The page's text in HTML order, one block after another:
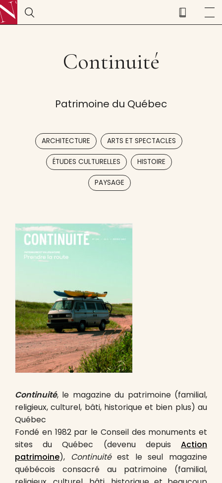
Continuité
Patrimoine du Québec
ARCHITECTURE , ARTS ET SPECTACLES
ÉTUDES CULTURELLES HISTOIRE
PAYSAGE
Continuité, le magazine du patrimoine (familial,
religieux, culturel, bâti, historique et bien plus) au
Québec
Fondé en 1982 par le Conseil des monuments et
sites du Québec (devenu depuis Action
patrimoine), Continuitéest le seul magazine
québécois consacré au patrimoine (familial,